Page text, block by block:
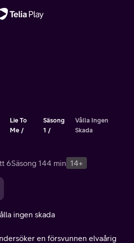
Lie To
Me
Säsong
1
Vålla Ingen
Skada
6Säsong 144 min 14+
ingen skada
en försvunnen elvaårig